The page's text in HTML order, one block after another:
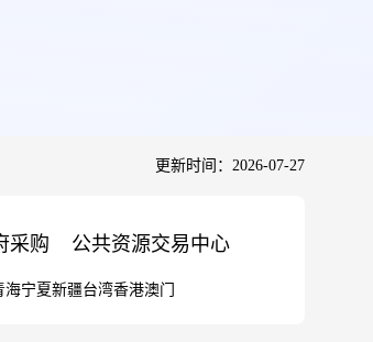
更新时间：2026-07-27
采购 公共资源交易中心
海宁夏新疆台湾香港澳门